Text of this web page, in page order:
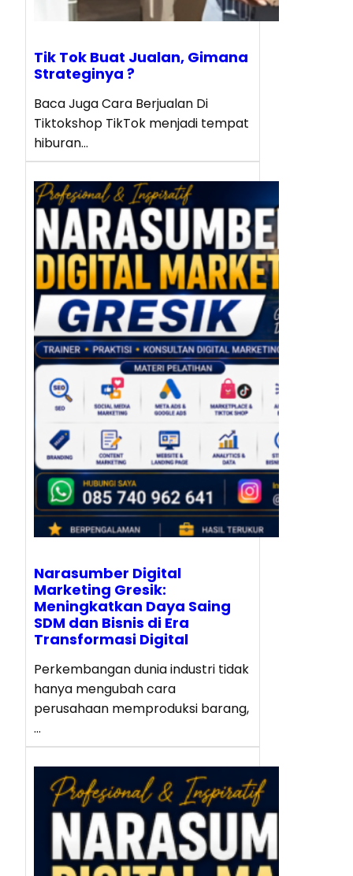
Tik Tok Buat Jualan, Gimana
Strateginya ?
Baca Juga Cara Berjualan Di
Tiktokshop TikTok menjadi tempat
hiburan…
Narasumber Digital
Marketing Gresik:
Meningkatkan Daya Saing
SDM dan Bisnis di Era
Transformasi Digital
Perkembangan dunia industri tidak
hanya mengubah cara
perusahaan memproduksi barang,
…